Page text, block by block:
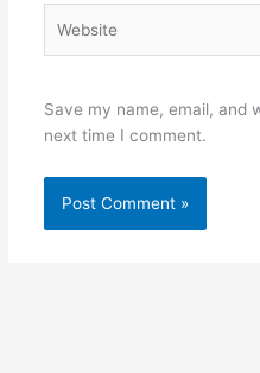
Save my name, email, and
next time I comment.